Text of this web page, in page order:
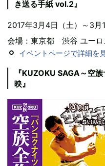
き送る手紙 vol.2』
2017年3月4日（土）～3月
会場：東京都 渋谷 ユーロ
イベントページで詳細を
『KUZOKU SAGA～空
映』